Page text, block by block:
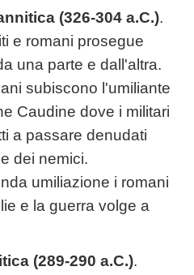
(326-304 a.C.).
e romani prosegue
una parte e dall'altra.
subiscono l'umiliante
Caudine dove i militari
a passare denudati
dei nemici.
umiliazione i romani
e la guerra volge a
(289-290 a.C.).